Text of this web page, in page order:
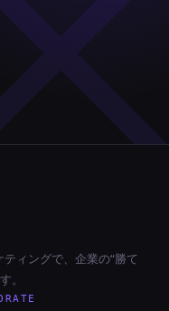
ティングで、企業の“勝て
。